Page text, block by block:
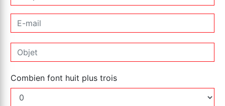
Combien font huit plus trois